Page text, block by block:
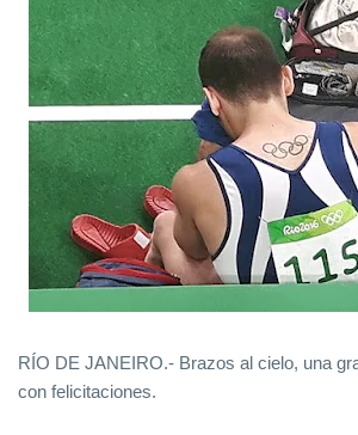
RÍO DE JANEIRO.- Brazos al cielo, una
con felicitaciones.